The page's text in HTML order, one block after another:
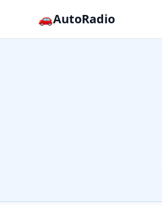
🚗AutoRadio